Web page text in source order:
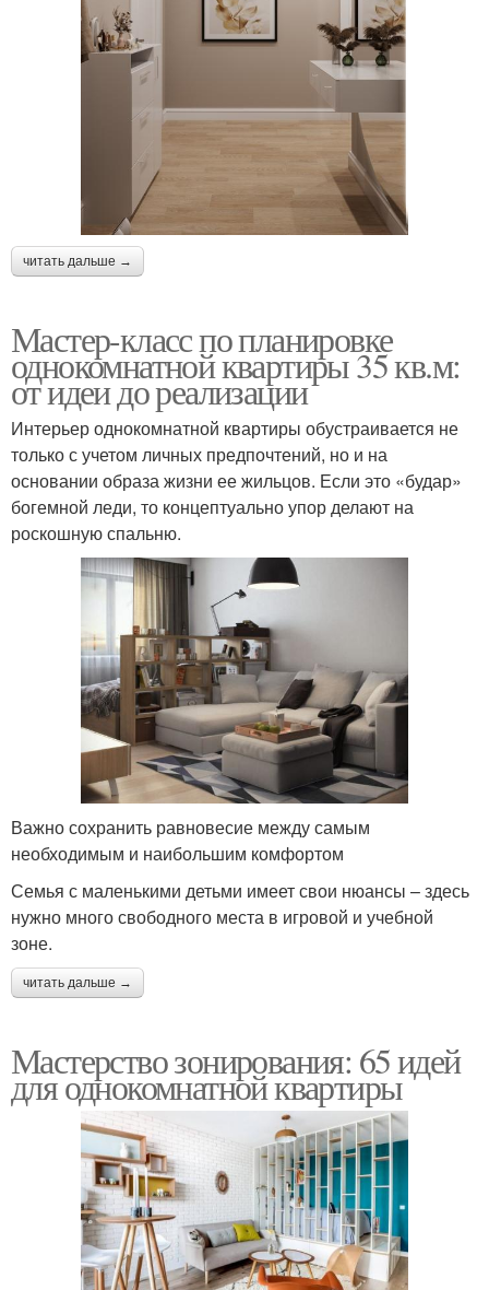
читать дальше →
Мастер-класс по планировке
однокомнатной квартиры 35 кв.м:
от идеи до реализации
Интерьер однокомнатной квартиры обустраивается не
только с учетом личных предпочтений, но и на
основании образа жизни ее жильцов. Если это «будар»
богемной леди, то концептуально упор делают на
роскошную спальню.
Важно сохранить равновесие между самым
необходимым и наибольшим комфортом
Семья с маленькими детьми имеет свои нюансы – здесь
нужно много свободного места в игровой и учебной
зоне.
читать дальше →
Мастерство зонирования: 65 идей
для однокомнатной квартиры